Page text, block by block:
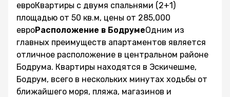
евроКвартиры с двумя спальнями (2+1)
площадью от 50 кв.м, цены от 285,000
евроРасположение в БодрумеОдним из
главных преимуществ апартаментов является
отличное расположение в центральном районе
Бодрума. Квартиры находятся в Эскичешме,
Бодрум, всего в нескольких минутах ходьбы от
ближайшего моря, пляжа, магазинов и